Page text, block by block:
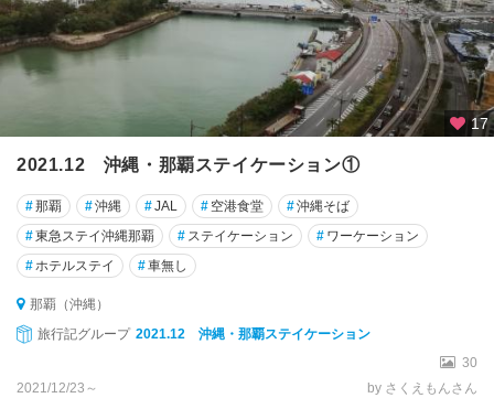
17
2021.12 沖縄・那覇ステイケーション①
#那覇 #沖縄 #JAL # 空港食堂 #沖縄そば
#東急ステイ沖縄那覇 # ステイケーション # ワーケーション
#ホテルステイ #車無し
那覇（沖縄）
旅行記グループ 2021.12 沖縄・那覇ステイケーション
30
2021/12/23～
by さくえもんさん